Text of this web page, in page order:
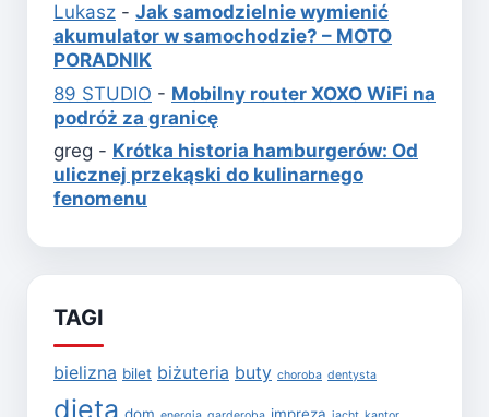
Lukasz - Jak samodzielnie wymienić
akumulator w samochodzie? – MOTO
PORADNIK
89 STUDIO - Mobilny router XOXO WiFi na
podróż za granicę
greg - Krótka historia hamburgerów: Od
ulicznej przekąski do kulinarnego
fenomenu
TAGI
bielizna bilet biżuteria buty choroba dentysta
dieta